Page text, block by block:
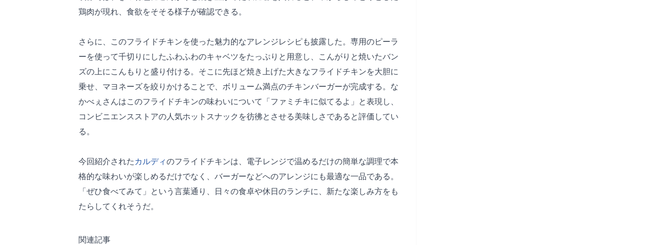
鶏肉が現れ、食欲をそそる様子が確認できる。
さらに、このフライドチキンを使った魅力的なアレンジレシピも披露した。専用のピーラ
ーを使って千切りにしたふわふわのキャベツをたっぷりと用意し、こんがりと焼いたバン
ズの上にこんもりと盛り付ける。そこに先ほど焼き上げた大きなフライドチキンを大胆に
乗せ、マヨネーズを絞りかけることで、ボリューム満点のチキンバーガーが完成する。な
かべぇさんはこのフライドチキンの味わいについて「ファミチキに似てるよ」と表現し、
コンビニエンスストアの人気ホットスナックを彷彿とさせる美味しさであると評価してい
る。
今回紹介された カルディのフライドチキンは、電子レンジで温めるだけの簡単な調理で本
格的な味わいが楽しめるだけでなく、バーガーなどへのアレンジにも最適な一品である。
「ぜひ食べてみて」という言葉通り、日々の食卓や休日のランチに、新たな楽しみ方をも
たらしてくれそうだ。
関連記事